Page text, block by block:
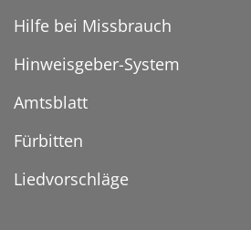
Hilfe bei Missbrauch
Hinweisgeber-System
Amtsblatt
Fürbitten
Liedvorschläge